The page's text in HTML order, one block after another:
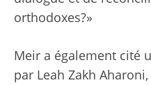
orthodoxes?»
Meir a également cité
par Leah Zakh